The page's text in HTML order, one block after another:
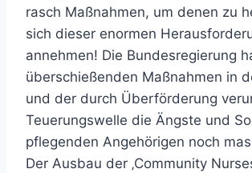
rasch Maßnahmen, um denen zu
sich dieser enormen
annehmen! Die Bundesregierung
überschießenden Maßnahmen in
und der durch Überförderung
Teuerungswelle die Ängste und
pflegenden Angehörigen noch
Der Ausbau der ‚Community